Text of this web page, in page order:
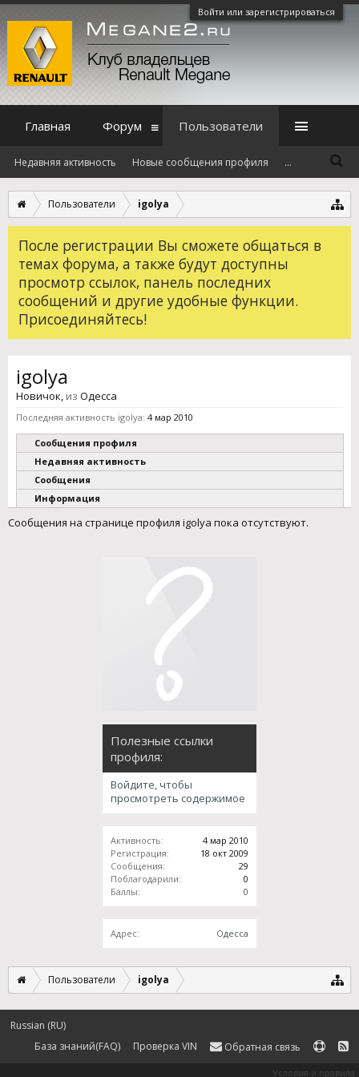
Войти или зарегистрироваться
Пользователи igolya
После регистрации Вы сможете общаться в
темах форума, а также будут доступны
просмотр ссылок, панель последних
сообщений и другие удобные функции.
Присоединяйтесь!
Полезные ссылки
профиля:
Войдите, чтобы
просмотреть содержимое
Активность:
4 мар 2010
Регистрация:
18 окт 2009
Сообщения:
29
Поблагодарили:
0
Баллы:
0
Адрес: Одесса
igolya
Новичок, из Одесса
Последняя активность igolya: 4 мар 2010
Сообщения профиля
Недавняя активность
Сообщения
Информация
Сообщения на странице профиля igolya пока отсутствуют.
Пользователи igolya
Главная Форум Пользователи
Недавняя активность Новые сообщения профиля ...
Russian (RU)
База знаний(FAQ)
Проверка VIN Обратная связь
Условия и правила